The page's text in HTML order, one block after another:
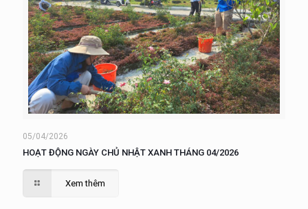
05/04/2026
HOẠT ĐỘNG NGÀY CHỦ NHẬT XANH THÁNG 04/2026
Xem thêm